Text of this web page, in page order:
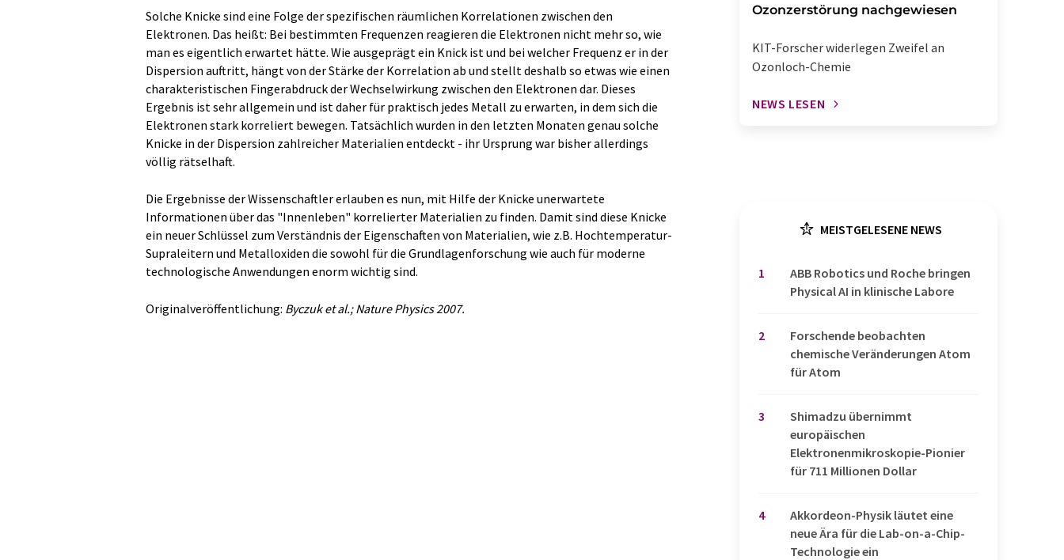
Solche Knicke sind eine Folge der spezifischen räumlichen Korrelationen zwischen den
Elektronen. Das heißt: Bei bestimmten Frequenzen reagieren die Elektronen nicht mehr so, wie
man es eigentlich erwartet hätte. Wie ausgeprägt ein Knick ist und bei welcher Frequenz er in der
Dispersion auftritt, hängt von der Stärke der Korrelation ab und stellt deshalb so etwas wie einen
charakteristischen Fingerabdruck der Wechselwirkung zwischen den Elektronen dar. Dieses
Ergebnis ist sehr allgemein und ist daher für praktisch jedes Metall zu erwarten, in dem sich die
Elektronen stark korreliert bewegen. Tatsächlich wurden in den letzten Monaten genau solche
Knicke in der Dispersion zahlreicher Materialien entdeckt - ihr Ursprung war bisher allerdings
völlig rätselhaft.
Die Ergebnisse der Wissenschaftler erlauben es nun, mit Hilfe der Knicke unerwartete
Informationen über das "Innenleben" korrelierter Materialien zu finden. Damit sind diese Knicke
ein neuer Schlüssel zum Verständnis der Eigenschaften von Materialien, wie z.B. Hochtemperatur-
Supraleitern und Metalloxiden die sowohl für die Grundlagenforschung wie auch für moderne
technologische Anwendungen enorm wichtig sind.
Originalveröffentlichung: Byczuk et al.; Nature Physics 2007.
Ozonzerstörung nachgewiesen
KIT-Forscher widerlegen Zweifel an
Ozonloch-Chemie
NEWS LESEN
MEISTGELESENE NEWS
1
​​​​​​​ABB Robotics und Roche bringen
Physical AI in klinische Labore
2
Forschende beobachten
chemische Veränderungen Atom
für Atom
3
Shimadzu übernimmt
europäischen
Elektronenmikroskopie-Pionier
für 711 Millionen Dollar
4
Akkordeon-Physik läutet eine
neue Ära für die Lab-on-a-Chip-
Technologie ein